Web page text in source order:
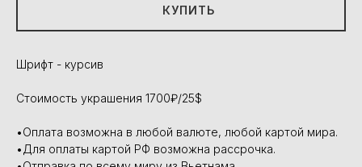
КУПИТЬ
Шрифт - курсив
Стоимость украшения 1700₽/25$
•Оплата возможна в любой валюте, любой картой мира.
•Для оплаты картой РФ возможна рассрочка.